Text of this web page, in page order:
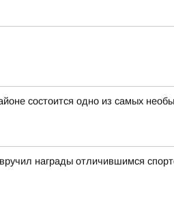
состоится одно из самых
награды отличившимся